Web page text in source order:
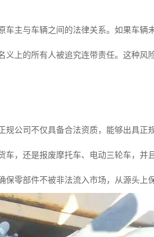
主与车辆之间的法律关系。如果车辆
上的所有人被追究连带责任。这种风
公司不仅具备合法资质，能够出具正
，还是报废摩托车、电动三轮车，并
零部件不被非法流入市场，从源头上